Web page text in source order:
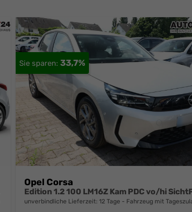
33,7%
Opel Corsa
unverbindliche Lieferzeit: 12 Tage Fahrzeug mit